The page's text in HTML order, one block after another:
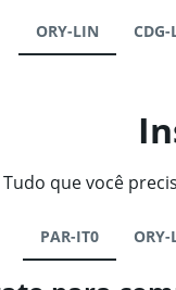
ORY-LIN CDG-
Tudo que você
PAR-IT0 ORY-